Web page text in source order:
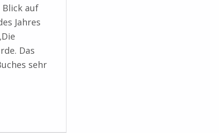
Blick auf
Jahres
Das
sehr